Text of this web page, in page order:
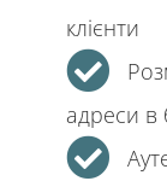
клієнти
адреси в